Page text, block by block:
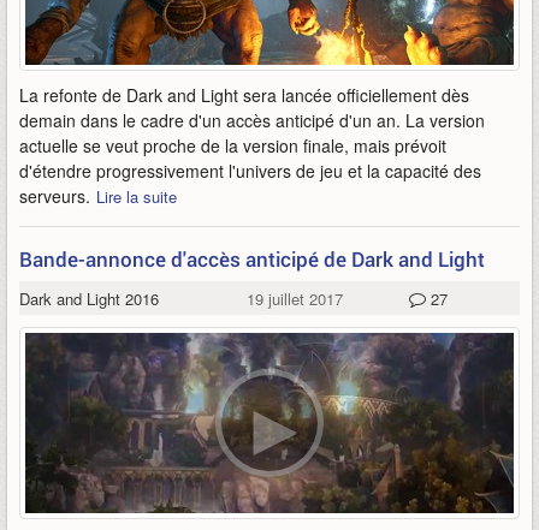
La refonte de Dark and Light sera lancée officiellement dès
demain dans le cadre d'un accès anticipé d'un an. La version
actuelle se veut proche de la version finale, mais prévoit
d'étendre progressivement l'univers de jeu et la capacité des
serveurs. Lire la suite
Bande-annonce d'accès anticipé de Dark and Light
Dark and Light 2016 19 juillet 2017 27